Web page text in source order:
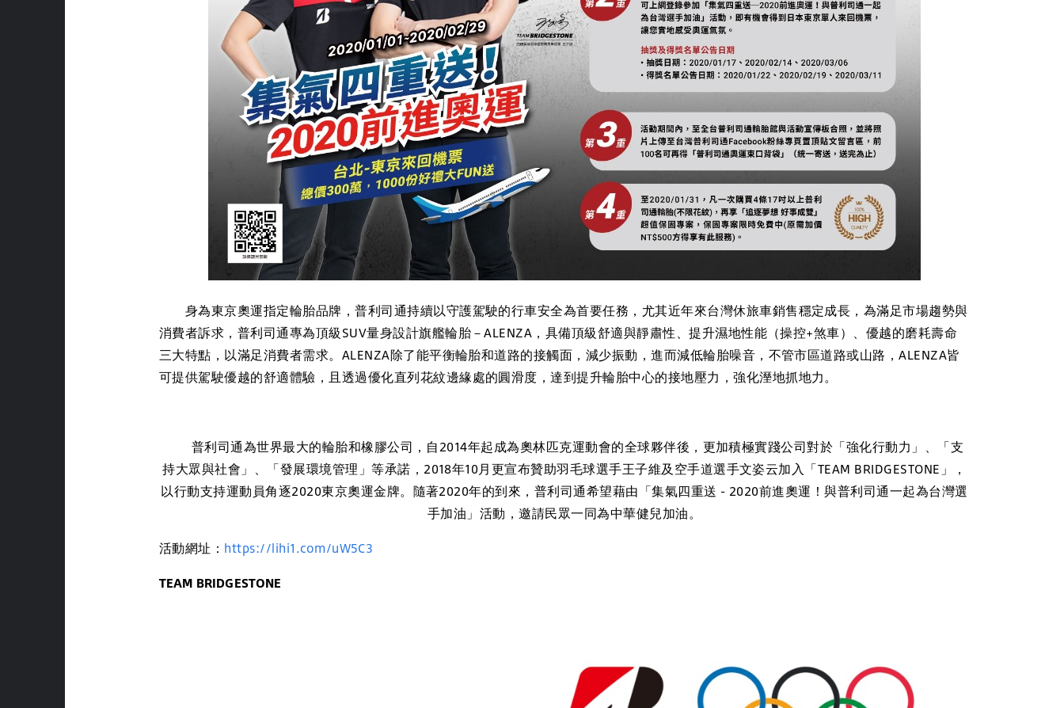
身為東京奧運指定輪胎品牌，普利司通持續以守護駕駛的行車安全為首要任務，尤其近年來台灣休旅車銷售穩定成長，為滿足市場趨勢與
消費者訴求，普利司通專為頂級SUV量身設計旗艦輪胎－ALENZA，具備頂級舒適與靜肅性、提升濕地性能（操控+煞車）、優越的磨耗壽命
三大特點，以滿足消費者需求。ALENZA除了能平衡輪胎和道路的接觸面，減少振動，進而減低輪胎噪音，不管市區道路或山路，ALENZA皆
可提供駕駛優越的舒適體驗，且透過優化直列花紋邊緣處的圓滑度，達到提升輪胎中心的接地壓力，強化溼地抓地力。
普利司通為世界最大的輪胎和橡膠公司，自2014年起成為奧林匹克運動會的全球夥伴後，更加積極實踐公司對於「強化行動力」、「支
持大眾與社會」、「發展環境管理」等承諾，2018年10月更宣布贊助羽毛球選手王子維及空手道選手文姿云加入「TEAM BRIDGESTONE」，
以行動支持運動員角逐2020東京奧運金牌。隨著2020年的到來，普利司通希望藉由「集氣四重送 - 2020前進奧運！與普利司通一起為台灣選
手加油」活動，邀請民眾一同為中華健兒加油。
活動網址： https://lihi1.com/uW5C3
TEAM BRIDGESTONE